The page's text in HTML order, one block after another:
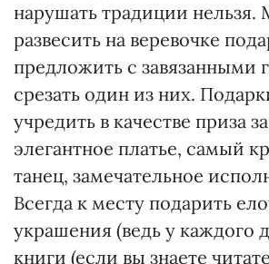
нарушать традиции
развесить на веревочке
предложить с завязанными
срезать один из них.
учредить в качестве приза
элегантное платье, самый
танец, замечательное
Всегда к месту подарить
украшения (ведь у каждого
книги (если вы знаете